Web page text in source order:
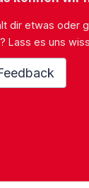
dir etwas oder
Lass es uns